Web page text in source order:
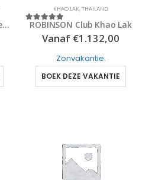
Regent Chalet Resort Beach Cha Am
KHAO LAK,THAILAND
out of 5
ROBINSON Club Khao Lak
Vanaf €1.132,00
Zonvakantie.
BOEK DEZE VAKANTIE